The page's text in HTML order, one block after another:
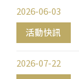
活動快訊
2026-06-03
2026-07-22